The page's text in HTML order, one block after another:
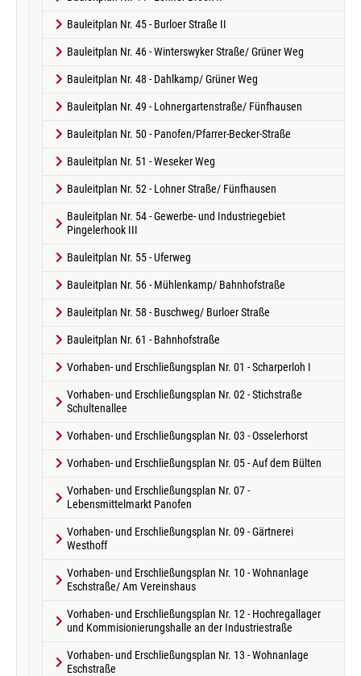
Bauleitplan Nr. 45 - Burloer Straße II
Bauleitplan Nr. 46 - Winterswyker Straße/ Grüner Weg
Bauleitplan Nr. 48 - Dahlkamp/ Grüner Weg
Bauleitplan Nr. 49 - Lohnergartenstraße/ Fünfhausen
Bauleitplan Nr. 50 - Panofen/Pfarrer-Becker-Straße
Bauleitplan Nr. 51 - Weseker Weg
Bauleitplan Nr. 52 - Lohner Straße/ Fünfhausen
Bauleitplan Nr. 54 - Gewerbe- und Industriegebiet
Pingelerhook III
Bauleitplan Nr. 55 - Uferweg
Bauleitplan Nr. 56 - Mühlenkamp/ Bahnhofstraße
Bauleitplan Nr. 58 - Buschweg/ Burloer Straße
Bauleitplan Nr. 61 - Bahnhofstraße
Vorhaben- und Erschließungsplan Nr. 01 - Scharperloh I
Vorhaben- und Erschließungsplan Nr. 02 - Stichstraße
Schultenallee
Vorhaben- und Erschließungsplan Nr. 03 - Osselerhorst
Vorhaben- und Erschließungsplan Nr. 05 - Auf dem Bülten
Vorhaben- und Erschließungsplan Nr. 07 -
Lebensmittelmarkt Panofen
Vorhaben- und Erschließungsplan Nr. 09 - Gärtnerei
Westhoff
Vorhaben- und Erschließungsplan Nr. 10 - Wohnanlage
Eschstraße/ Am Vereinshaus
Vorhaben- und Erschließungsplan Nr. 12 - Hochregallager
und Kommisionierungshalle an der Industriestraße
Vorhaben- und Erschließungsplan Nr. 13 - Wohnanlage
Eschstraße